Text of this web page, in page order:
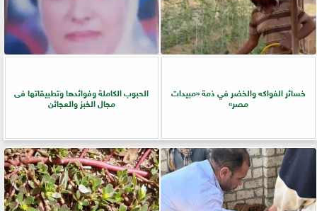
خسائر الفواكه والخضر في ذمة «مبيدات
مصر»
الحبوب الكاملة وفوائدها وتطبيقاتها فى
مجال الخبز والعجائن